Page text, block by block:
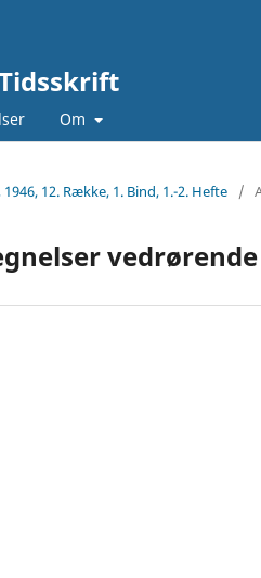
Om
1946, 12. Række, 1. Bind, 1.-2. Hefte /